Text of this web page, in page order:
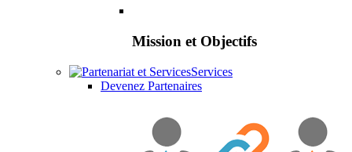
Mission et Objectifs
Services
Devenez Partenaires